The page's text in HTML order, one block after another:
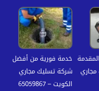
خدمة فورية من أفضل
شركة تسليك مجاري
الكويت – 65059867